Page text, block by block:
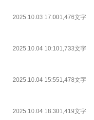
2025.10.03 17:001,476文字
2025.10.04 10:101,733文字
2025.10.04 15:551,478文字
2025.10.04 18:301,419文字